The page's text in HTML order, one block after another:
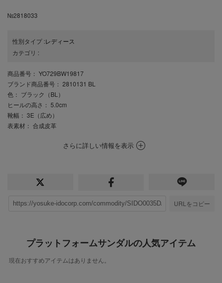
№2818033
性別タイプ :レディース
カテゴリ :
商品番号 ： YO729BW19817
ブランド商品番号 ： 2810131 BL
色 ： ブラック（BL）
ヒールの高さ ： 5.0cm
靴幅 ： 3E（広め）
表素材 ： 合成皮革
さらに詳しい情報を表示
URLをコピー
プラットフォームサンダルの人気アイテム
現在おすすめアイテムはありません。